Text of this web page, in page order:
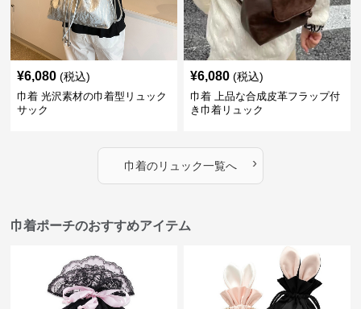
¥6,080 (税込)
巾着 光沢素材の巾着型リュック
サック
¥6,080 (税込)
巾着 上品な合成皮革フラップ付
き巾着リュック
巾着のリュック一覧へ ›
巾着ポーチのおすすめアイテム